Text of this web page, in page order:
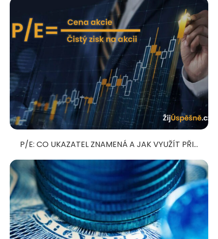
P/E: CO UKAZATEL ZNAMENÁ A JAK VYUŽÍT PŘI...